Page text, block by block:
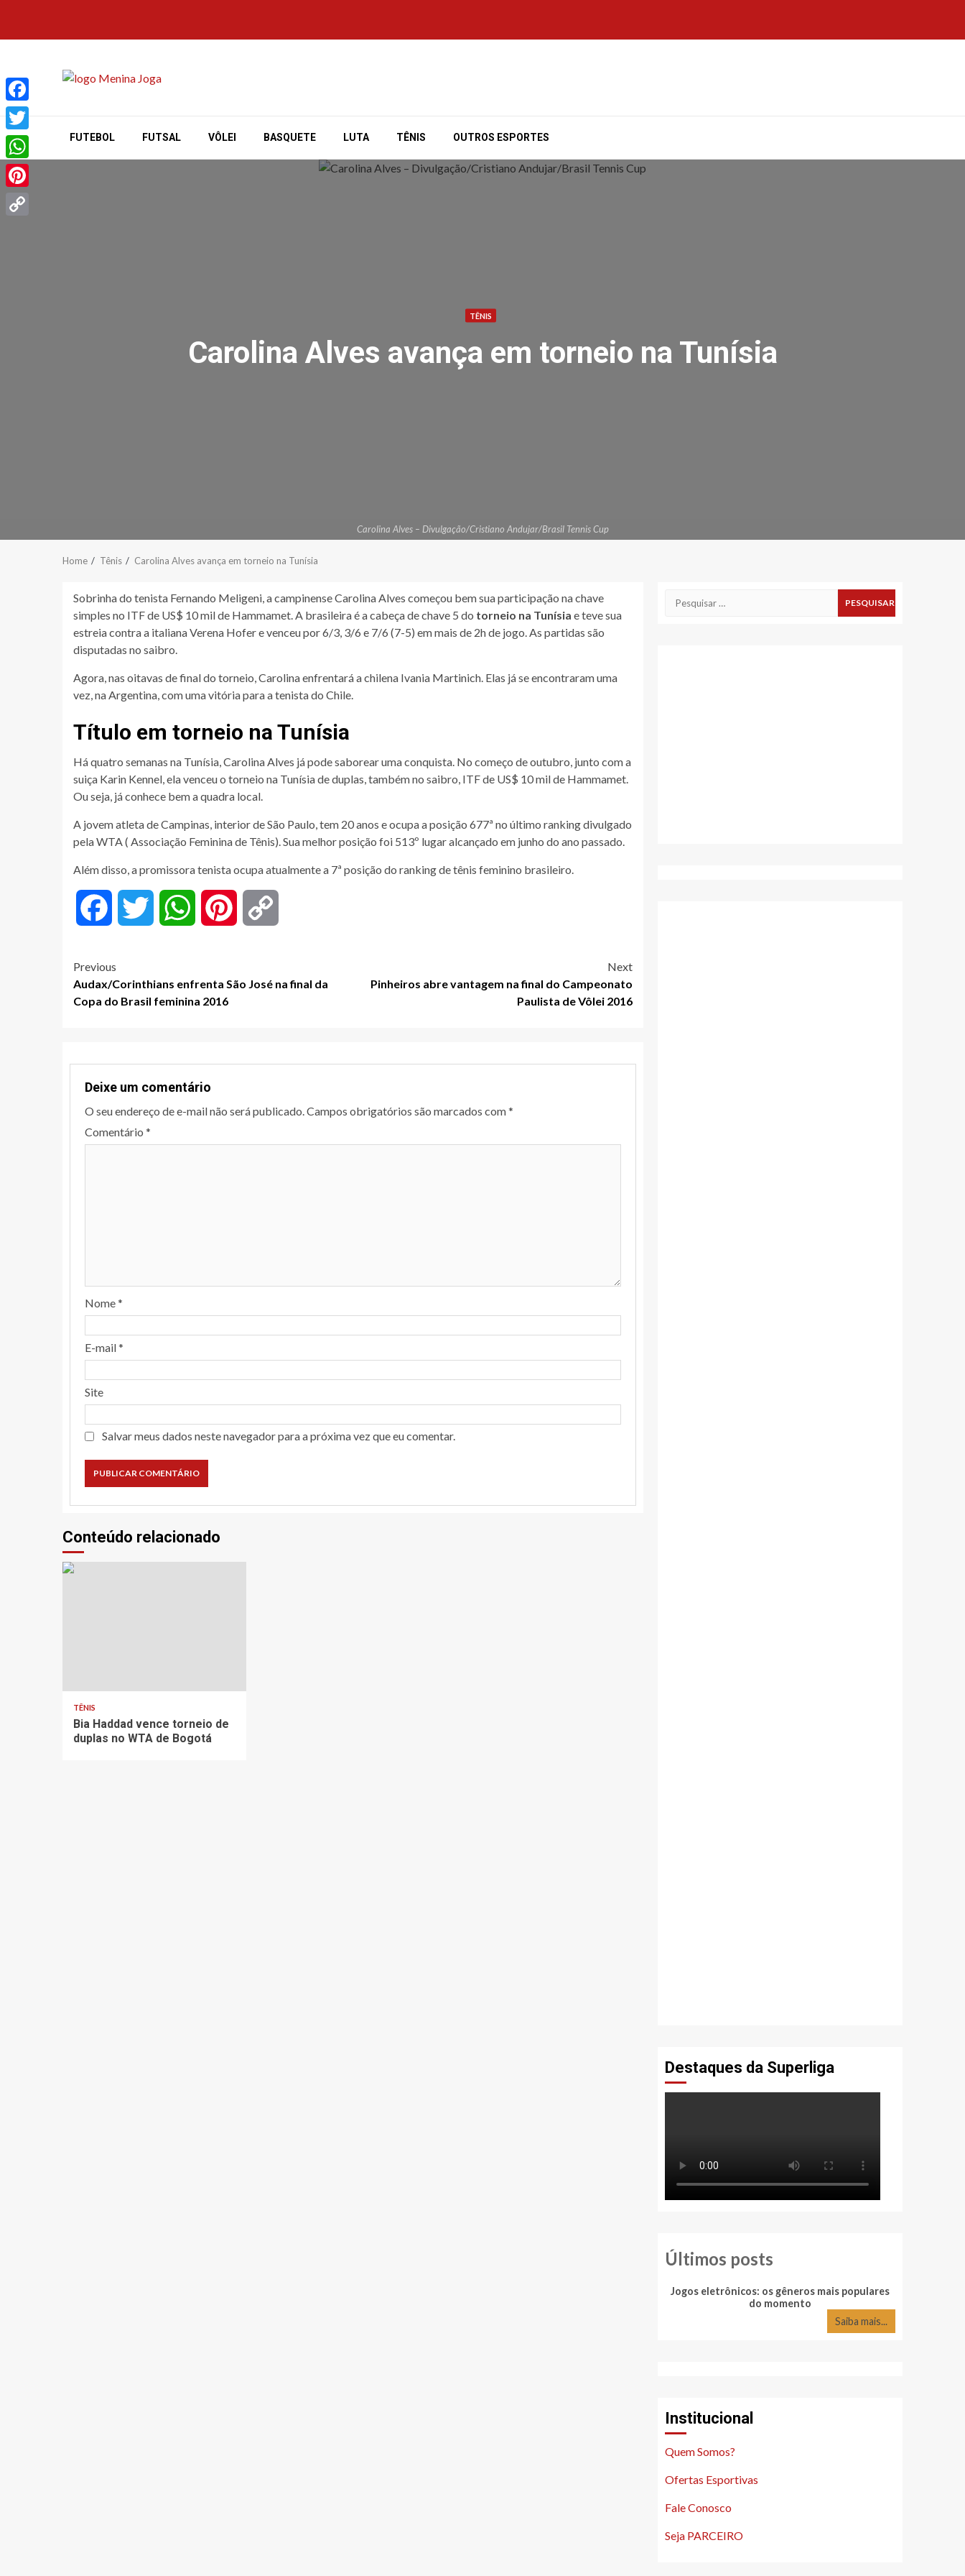
content
FUTEBOL FUTSAL VÔLEI BASQUETE LUTA TÊNIS OUTROS ESPORTES
TÊNIS
Carolina Alves avança em torneio na Tunísia
Carolina Alves – Divulgação/Cristiano Andujar/Brasil Tennis Cup
Home Tênis Carolina Alves avança em torneio na Tunísia
Sobrinha do tenista Fernando Meligeni, a campinense Carolina Alves começou bem sua participação na chave
simples no ITF de US$ 10 mil de Hammamet. A brasileira é a cabeça de chave 5 do torneio na Tunísia e teve sua
estreia contra a italiana Verena Hofer e venceu por 6/3, 3/6 e 7/6 (7-5) em mais de 2h de jogo. As partidas são
disputadas no saibro.
Agora, nas oitavas de final do torneio, Carolina enfrentará a chilena Ivania Martinich. Elas já se encontraram uma
vez, na Argentina, com uma vitória para a tenista do Chile.
Título em torneio na Tunísia
Há quatro semanas na Tunísia, Carolina Alves já pode saborear uma conquista. No começo de outubro, junto com a
suiça Karin Kennel, ela venceu o torneio na Tunísia de duplas, também no saibro, ITF de US$ 10 mil de Hammamet.
Ou seja, já conhece bem a quadra local.
A jovem atleta de Campinas, interior de São Paulo, tem 20 anos e ocupa a posição 677ª no último ranking divulgado
pela WTA ( Associação Feminina de Tênis). Sua melhor posição foi 513º lugar alcançado em junho do ano passado.
Além disso, a promissora tenista ocupa atualmente a 7ª posição do ranking de tênis feminino brasileiro.
Facebook Twitter WhatsAppPinterest
Post
navigation
Previous
Audax/Corinthians enfrenta São José na final da
Copa do Brasil feminina 2016
Next
Pinheiros abre vantagem na final do Campeonato
Paulista de Vôlei 2016
Deixe um comentário
O seu endereço de e-mail não será publicado.Campos obrigatórios são marcados com*
Comentário *
Nome*
E-mail*
Site
Salvar meus dados neste navegador para a próxima vez que eu comentar.
Conteúdo relacionado
TÊNIS
Bia Haddad vence torneio de
duplas no WTA de Bogotá
Pesquisar
Destaques da Superliga
Últimos posts
Jogos eletrônicos: os gêneros mais populares
do momento
Saiba mais...
Institucional
Quem Somos?
Ofertas Esportivas
Fale Conosco
Seja PARCEIRO
Facebook
Twitter
WhatsApp
Pinterest